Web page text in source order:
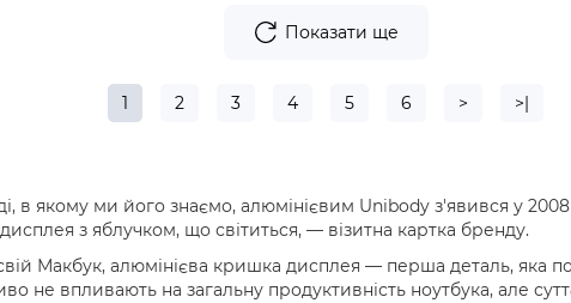
Показати ще
1 2 3 4 5 6 > >|
в якому ми його знаємо, алюмінієвим Unibody з'явився у
з яблучком, що світиться, — візитна картка бренду.
Макбук, алюмінієва кришка дисплея — перша деталь, яка
не впливають на загальну продуктивність ноутбука, але